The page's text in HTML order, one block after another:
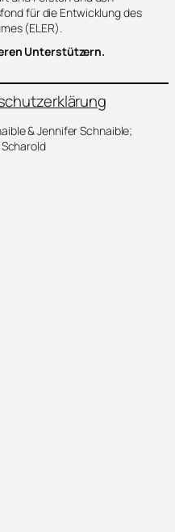
für die Entwicklung des
(ELER).
Unterstützern.
& Jennifer Schnaible;